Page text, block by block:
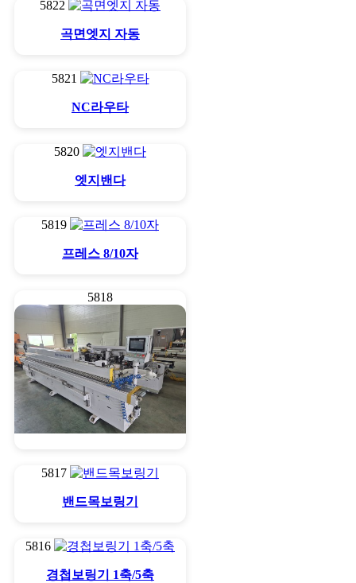
5822
곡면엣지 자동
5821
NC라우타
5820
엣지밴다
5819
프레스 8/10자
5818
5817
밴드목보링기
5816
경첩보링기 1축/5축